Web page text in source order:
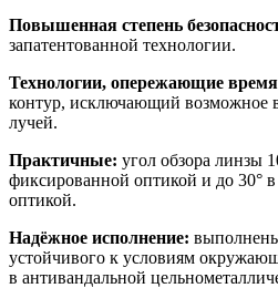
Повышенная степень
запатентованной технологии.
Технологии, опережающие время
контур, исключающий возможное
лучей.
Практичные: угол обзора линзы
фиксированной оптикой и до 30°
оптикой.
Надёжное исполнение:
устойчивого к условиям
в антивандальной